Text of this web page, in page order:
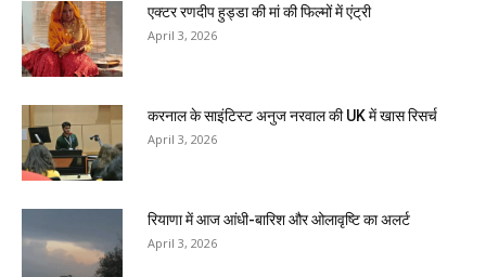
एक्टर रणदीप हुड्डा की मां की फिल्मों में एंट्री
April 3, 2026
करनाल के साइंटिस्ट अनुज नरवाल की UK में खास रिसर्च
April 3, 2026
रियाणा में आज आंधी-बारिश और ओलावृष्टि का अलर्ट
April 3, 2026